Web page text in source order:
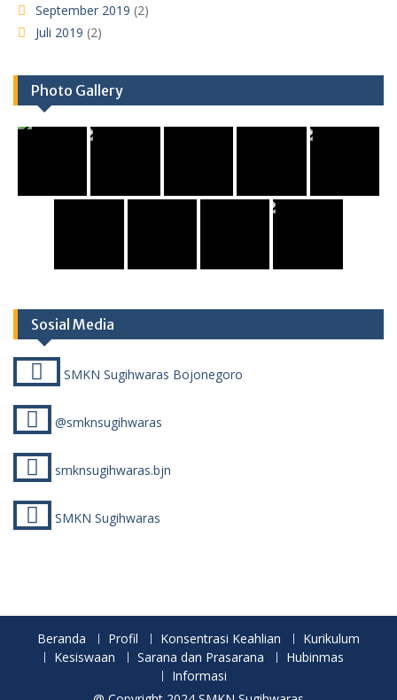
September 2019 (2)
Juli 2019 (2)
Photo Gallery
Sosial Media
SMKN Sugihwaras Bojonegoro
@smknsugihwaras
smknsugihwaras.bjn
SMKN Sugihwaras
Beranda Profil Konsentrasi Keahlian
Kurikulum
Kesiswaan
Sarana dan Prasarana
Hubinmas
Informasi